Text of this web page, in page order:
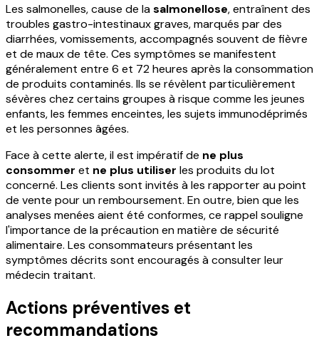
Les salmonelles, cause de lasalmonellose, entraînent des
troubles gastro-intestinaux graves, marqués par des
diarrhées, vomissements, accompagnés souvent de fièvre
et de maux de tête. Ces symptômes se manifestent
généralement entre 6 et 72 heures après la consommation
de produits contaminés. Ils se révèlent particulièrement
sévères chez certains groupes à risque comme les jeunes
enfants, les femmes enceintes, les sujets immunodéprimés
et les personnes âgées.
Face à cette alerte, il est impératif de ne plus
consommer et ne plus utiliser les produits du lot
concerné. Les clients sont invités à les rapporter au point
de vente pour un remboursement. En outre, bien que les
analyses menées aient été conformes, ce rappel souligne
l'importance de la précaution en matière de sécurité
alimentaire. Les consommateurs présentant les
symptômes décrits sont encouragés à consulter leur
médecin traitant.
Actions préventives et
recommandations